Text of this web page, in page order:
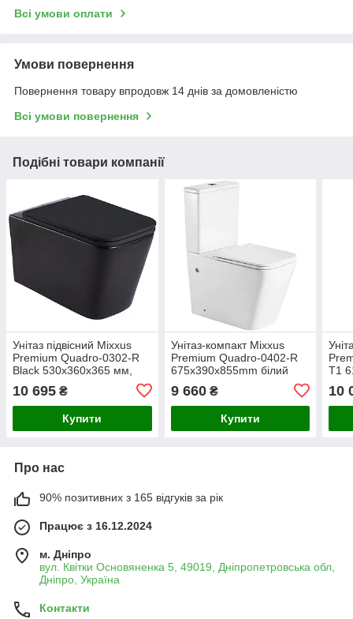
Всі умови оплати
Умови повернення
Повернення товару впродовж 14 днів за домовленістю
Всі умови повернення
Подібні товари компанії
Унітаз підвісний Mixxus
Premium Quadro-0302-R
Black 530x360x365 мм,
система змиву RIMLESS
(MP6455)
10 695 ₴
Купити
Унітаз-компакт Mixxus
Premium Quadro-0402-R
675x390x855mm білий
змиву RIMLESS (MP6458)
9 660₴
Купити
T1
1.0
10
Про нас
90% позитивних з 165 відгуків за рік
Працює з 16.12.2024
м. Дніпро
вул. Квітки Основяненка 5, 49019, Дніпропетровська обл,
Дніпро, Україна
Контакти